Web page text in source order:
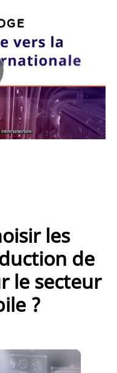
les
de
le secteur
?